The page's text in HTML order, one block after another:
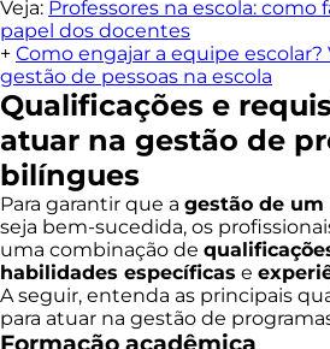
Veja: Professores na escola: como
papel dos docentes
+ Como engajar a equipe escolar?
gestão de pessoas na escola
Qualificações e
atuar na gestão de
bilíngues
Para garantir que a gestão de
seja bem-sucedida, os
uma combinação de
habilidades específicas e
A seguir, entenda as principais
para atuar na gestão de